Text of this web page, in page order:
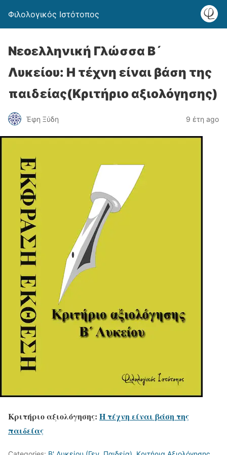
Φιλολογικός Ιστότοπος
Νεοελληνική Γλώσσα Β´
Λυκείου: Η τέχνη είναι βάση της
παιδείας(Κριτήριο αξιολόγησης)
Έφη Ξύδη 9 έτη ago
Κριτήριο αξιολόγησης: Η τέχνη είναι βάση της
παιδείας